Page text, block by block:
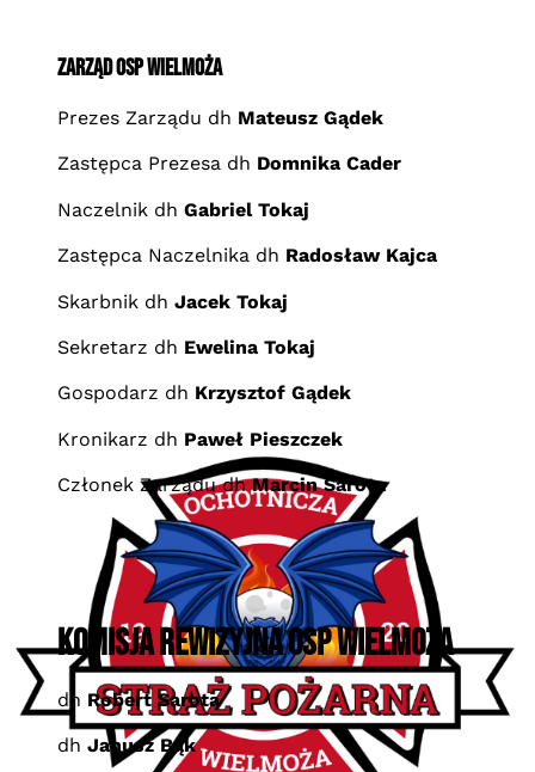
Zarząd OSP WIelmoża
Prezes Zarządu dh Mateusz Gądek
Zastępca Prezesa dh Domnika Cader
Naczelnik dh Gabriel Tokaj
Zastępca Naczelnika dh Radosław Kajca
Skarbnik dh Jacek Tokaj
Sekretarz dh Ewelina Tokaj
Gospodarz dh Krzysztof Gądek
Kronikarz dh Paweł Pieszczek
Członek Zarządudh Marcin Sarota
Komisja Rewizyjna OSP WIelmoża
dh Robert Sarota
dh Janusz Bąk